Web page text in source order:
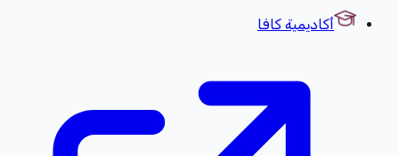
أكاديمية كافا